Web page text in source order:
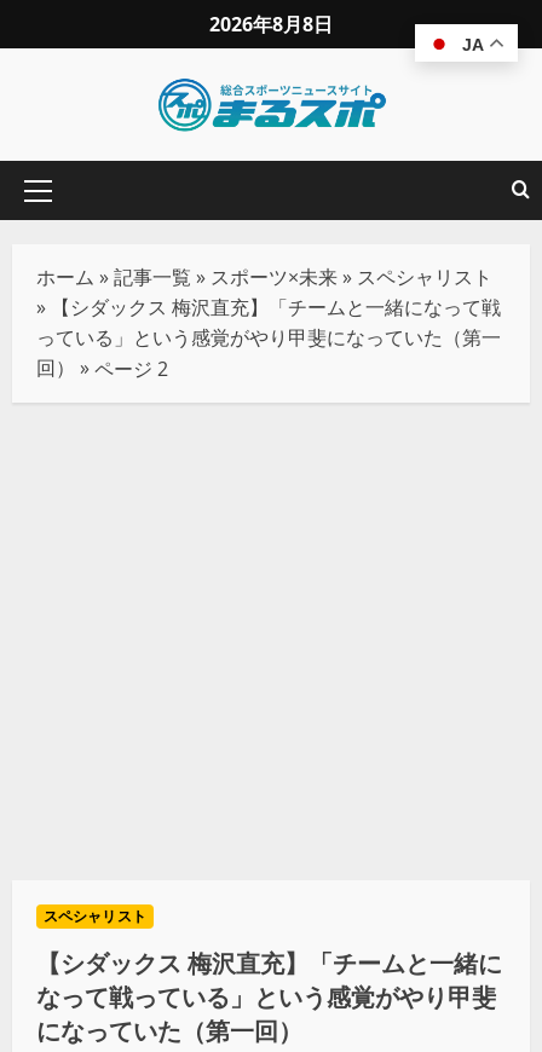
2026年8月8日
ホーム »記事一覧 » スポーツ×未来» スペシャリスト
»
【シダックス 梅沢直充】「チームと一緒になって戦
っている」という感覚がやり甲斐になっていた（第一
回）
»ページ 2
スペシャリスト
【シダックス 梅沢直充】「チームと一緒に
なって戦っている」という感覚がやり甲斐
になっていた（第一回）
JA